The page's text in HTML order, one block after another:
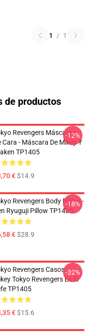
1 / 1
de productos
Revengers Máscaras
Cara - Máscara De Mikey Y
TP1405
€$14.9
-12%
Revengers Body Pillow -
Ryuguji Pillow TP1405
€$28.9
-18%
Revengers Casos -
Tokyo Revengers Es El
TP1405
€$15.6
-32%